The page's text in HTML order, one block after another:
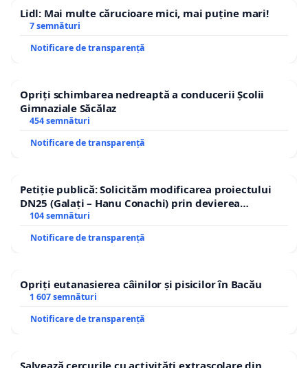
Lidl: Mai multe cărucioare mici, mai puține mari!
7 semnături
Notificare de transparență
Opriți schimbarea nedreaptă a conducerii Școlii
Gimnaziale Săcălaz
454 semnături
Notificare de transparență
Petiție publică: Solicităm modificarea proiectului
DN25 (Galați – Hanu Conachi) prin devierea
traseului în afara localităților!
104 semnături
Notificare de transparență
Opriți eutanasierea câinilor și pisicilor în Bacău
1 607 semnături
Notificare de transparență
Salvează cercurile cu activități extrașcolare din